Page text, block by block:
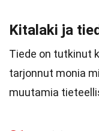
Kitalaki ja
Tiede on tutkinut
tarjonnut monia
muutamia